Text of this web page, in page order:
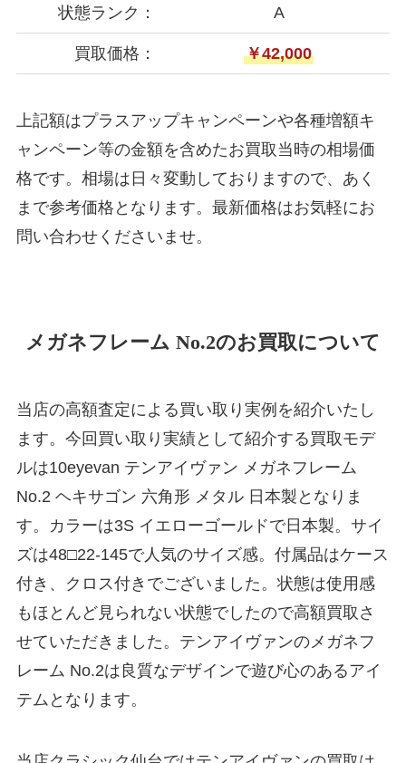
状態ランク： A
買取価格： ￥42,000
上記額はプラスアップキャンペーンや各種増額キ
ャンペーン等の金額を含めたお買取当時の相場価
格です。相場は日々変動しておりますので、あく
まで参考価格となります。最新価格はお気軽にお
問い合わせくださいませ。
メガネフレーム No.2のお買取について
当店の高額査定による買い取り実例を紹介いたし
ます。今回買い取り実績として紹介する買取モデ
ルは10eyevan テンアイヴァン メガネフレーム
No.2 ヘキサゴン 六角形 メタル 日本製となりま
す。カラーは3S イエローゴールドで日本製。サイ
ズは48□22-145で人気のサイズ感。付属品はケース
付き、クロス付きでございました。状態は使用感
もほとんど見られない状態でしたので高額買取さ
せていただきました。テンアイヴァンのメガネフ
レーム No.2は良質なデザインで遊び心のあるアイ
テムとなります。